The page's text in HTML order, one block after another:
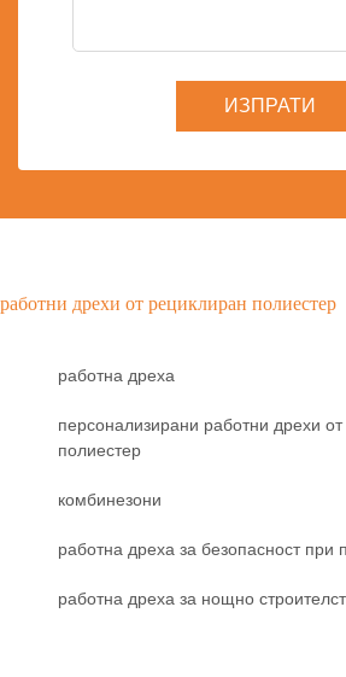
ИЗПРАТИ
работни дрехи от рециклиран полиестер
работна дреха
персонализирани работни дрехи
полиестер
комбинезони
работна дреха за безопасност при
работна дреха за нощно